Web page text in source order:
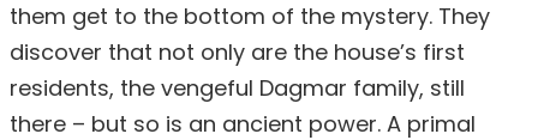
them get to the bottom of the mystery. They
discover that not only are the house’s first
residents, the vengeful Dagmar family, still
there – but so is an ancient power. A primal